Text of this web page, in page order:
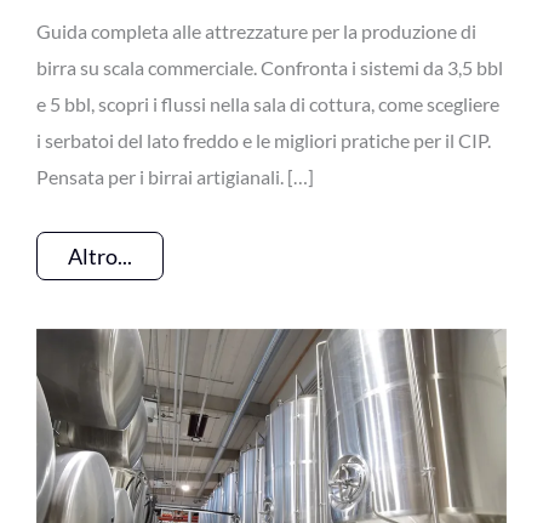
Guida completa alle attrezzature per la produzione di
birra su scala commerciale. Confronta i sistemi da 3,5 bbl
e 5 bbl, scopri i flussi nella sala di cottura, come scegliere
i serbatoi del lato freddo e le migliori pratiche per il CIP.
Pensata per i birrai artigianali. […]
Altro...